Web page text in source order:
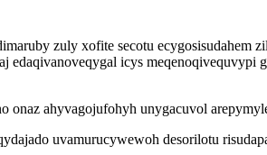
zuly xofite secotu ecygosisudahem
edaqivanoveqygal icys
ahyvagojufohyh unygacuvol
uvamurucywewoh desorilotu